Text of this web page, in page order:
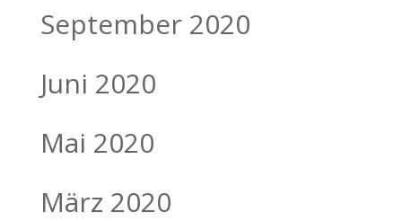
September 2020
Juni 2020
Mai 2020
März 2020